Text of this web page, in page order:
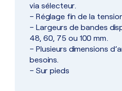
via sélecteur.
– Réglage fin de la
– Largeurs de bandes
48, 60, 75 ou 100 mm.
– Plusieurs dimensions
besoins.
– Sur pieds